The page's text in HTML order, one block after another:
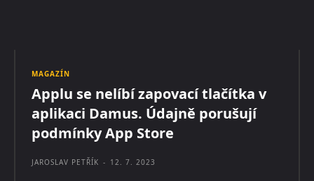
MAGAZÍN
Applu se nelíbí zapovací tlačítka v
aplikaci Damus. Údajně porušují
podmínky App Store
JAROSLAV PETŘÍK - 12. 7. 2023